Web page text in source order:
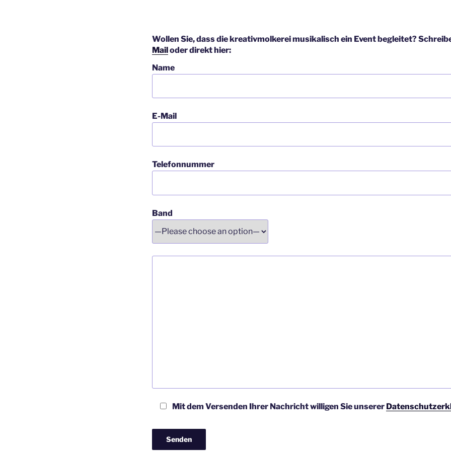
Wollen Sie, dass die kreativmolkerei musikalisch ein Event begleitet?
Mailoder direkt hier:
Name
E-Mail
Telefonnummer
Band
Mit dem Versenden Ihrer Nachricht willigen Sie unserer